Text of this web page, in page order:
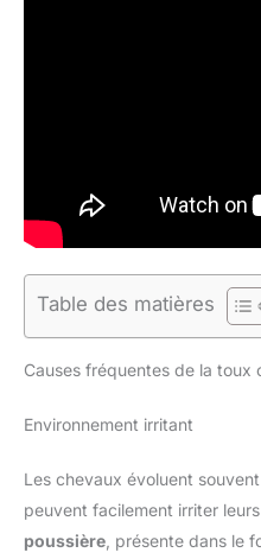
Table des matières
Causes fréquentes de la toux
Environnement irritant
Les chevaux évoluent
peuvent facilement irriter
poussière , présente dans le